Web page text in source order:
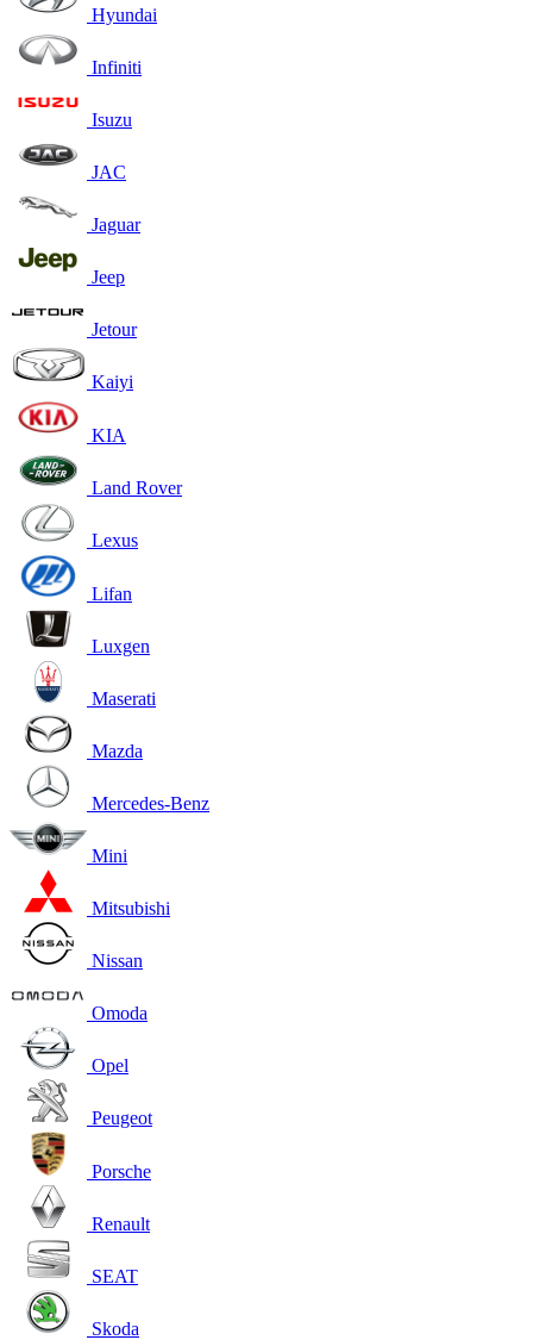
Hyundai
Infiniti
Isuzu
JAC
Jaguar
Jeep
Jetour
Kaiyi
KIA
Land Rover
Lexus
Lifan
Luxgen
Maserati
Mazda
Mercedes-Benz
Mini
Mitsubishi
Nissan
Omoda
Opel
Peugeot
Porsche
Renault
SEAT
Skoda